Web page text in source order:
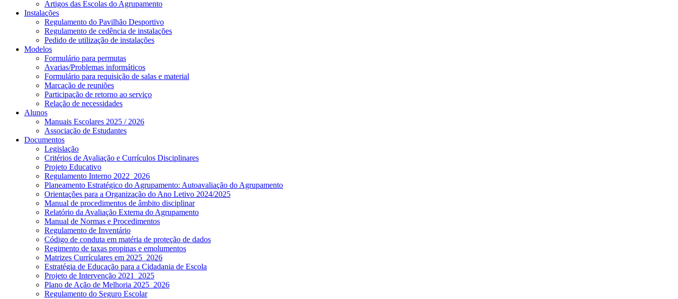
Artigos das Escolas do Agrupamento
Instalações
Regulamento do Pavilhão Desportivo
Regulamento de cedência de instalações
Pedido de utilização de instalações
Modelos
Formulário para permutas
Avarias/Problemas informáticos
Formulário para requisição de salas e material
Marcação de reuniões
Participação de retorno ao serviço
Relação de necessidades
Alunos
Manuais Escolares 2025 / 2026
Associação de Estudantes
Documentos
Legislação
Critérios de Avaliação e Currículos Disciplinares
Projeto Educativo
Regulamento Interno 2022_2026
Planeamento Estratégico do Agrupamento: Autoavaliação do Agrupamento
Orientações para a Organização do Ano Letivo 2024/2025
Manual de procedimentos de âmbito disciplinar
Relatório da Avaliação Externa do Agrupamento
Manual de Normas e Procedimentos
Regulamento de Inventário
Código de conduta em matéria de proteção de dados
Regimento de taxas propinas e emolumentos
Matrizes Currículares em 2025_2026
Estratégia de Educação para a Cidadania de Escola
Projeto de Intervenção 2021_2025
Plano de Ação de Melhoria 2025_2026
Regulamento do Seguro Escolar